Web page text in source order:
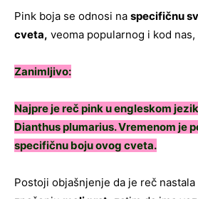
Pink boja se odnosi na specifičnu
cveta, veoma popularnog i kod nas,
Zanimljivo:
Najpre je reč pink u engleskom
Dianthus plumarius. Vremenom je
specifičnu boju ovog cveta.
Postoji objašnjenje da je reč